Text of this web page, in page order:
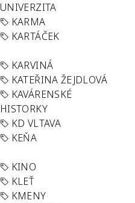
UNIVERZITA
KARMA
KARTÁČEK
KARVINÁ
KATEŘINA ŽEJDLOVÁ
KAVÁRENSKÉ
HISTORKY
KD VLTAVA
KEŇA
KINO
KLEŤ
KMENY